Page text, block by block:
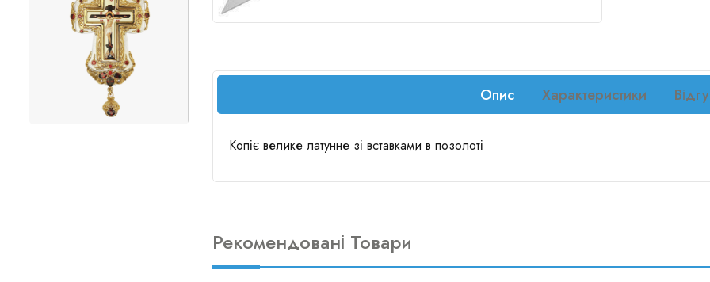
Опис Характеристики
Копіє велике латунне зі вставками в позолоті
Рекомендовані Товари